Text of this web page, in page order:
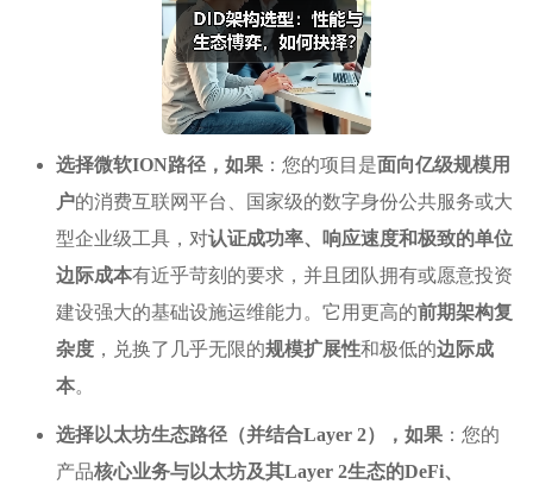
选择微软ION路径，如果 ：您的项目是面向亿级规模用
户的消费互联网平台、国家级的数字身份公共服务或大
型企业级工具，对认证成功率、响应速度和极致的单位
边际成本有近乎苛刻的要求，并且团队拥有或愿意投资
建设强大的基础设施运维能力。它用更高的前期架构复
杂度 ，兑换了几乎无限的规模扩展性和极低的边际成
本。
选择以太坊生态路径（并结合Layer 2），如果 ：您的
产品核心业务与以太坊及其Layer 2生态的DeFi、